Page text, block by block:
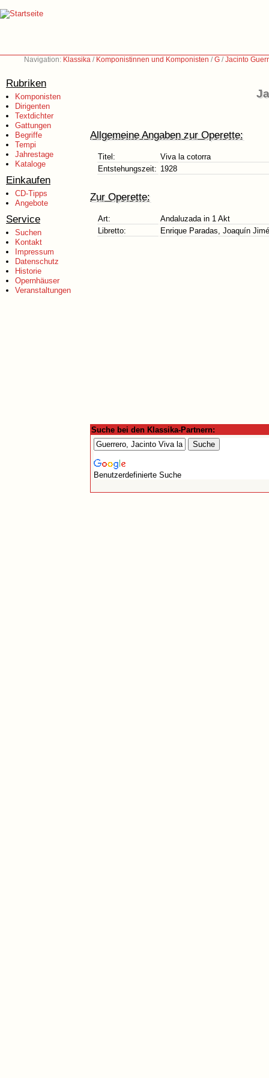
Navigation: Klassika / Komponistinnen und Komponisten /G /Jacinto
Rubriken
Komponisten
Dirigenten
Textdichter
Gattungen
Begriffe
Tempi
Jahrestage
Kataloge
Einkaufen
CD-Tipps
Angebote
Service
Suchen
Kontakt
Impressum
Datenschutz
Historie
Opernhäuser
Veranstaltungen
Allgemeine Angaben zur Operette:
Titel:
Viva la cotorra
Entstehungszeit: 1928
Zur Operette:
Art:
Andaluzada in 1 Akt
Libretto:
Enrique Paradas, Joaquín
Suche bei den Klassika-Partnern:
Benutzerdefinierte Suche